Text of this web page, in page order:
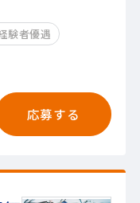
験者優遇
応募する